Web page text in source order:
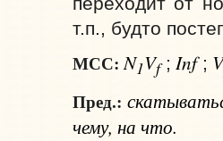
т.п., будто
МСС: N1Vf; Inf; V
Пред.:
чему, на что.